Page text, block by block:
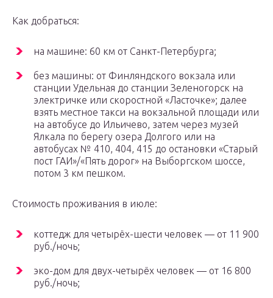
Как добраться:
на машине: 60 км от Санкт-Петербурга;
без машины: от Финляндского вокзала или
станции Удельная до станции Зеленогорск на
электричке или скоростной «Ласточке»; далее
взять местное такси на вокзальной площади или
на автобусе до Ильичево, затем через музей
Ялкала по берегу озера Долгого или на
автобусах № 410, 404, 415 до остановки «Старый
пост ГАИ»/«Пять дорог» на Выборгском шоссе,
потом 3 км пешком.
Стоимость проживания в июле:
коттедж для четырёх-шести человек — от 11 900
руб./ночь;
эко-дом для двух-четырёх человек — от 16 800
руб./ночь;